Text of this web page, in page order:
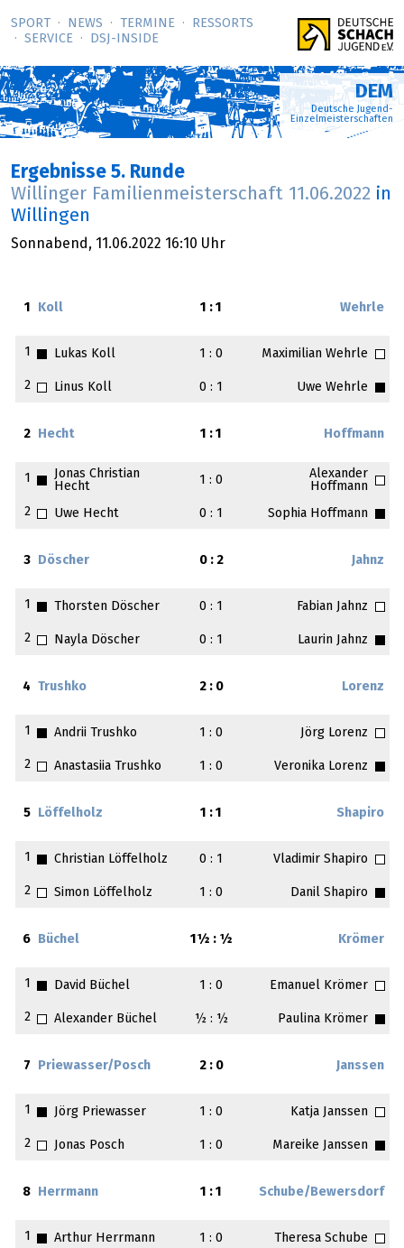
SPORT NEWS TERMINE
RESSORTS
SERVICE
DSJ-­INSIDE
DEM
Deutsche Jugend-
Einzelmeisterschaften
Ergebnisse 5. Runde
Willinger Familienmeisterschaft 11.06.2022 in
Willingen
Sonnabend, 11.06.2022 16:10 Uhr
1 Koll 1 : 1 Wehrle
1 Lukas Koll 1 : 0 Maximilian Wehrle
2 Linus Koll 0 : 1 Uwe Wehrle
2 Hecht 1 : 1 Hoffmann
1
Jonas Christian
Hecht
1 : 0
Alexander
Hoffmann
2
Uwe Hecht 0 : 1 Sophia Hoffmann
3 Döscher 0 : 2 Jahnz
1 Thorsten Döscher 0 : 1 Fabian Jahnz
2 Nayla Döscher 0 : 1 Laurin Jahnz
4 Trushko 2 : 0 Lorenz
1 Andrii Trushko 1 : 0 Jörg Lorenz
2 Anastasiia Trushko 1 : 0 Veronika Lorenz
5 Löffelholz 1 : 1 Shapiro
1 Christian Löffelholz 0 : 1 Vladimir Shapiro
2 Simon Löffelholz 1 : 0 Danil Shapiro
6 Büchel 1½ : ½ Krömer
1 David Büchel 1 : 0 Emanuel Krömer
2 Alexander Büchel ½ : ½ Paulina Krömer
7 Priewasser/Posch 2 : 0 Janssen
1 Jörg Priewasser 1 : 0 Katja Janssen
2 Jonas Posch 1 : 0 Mareike Janssen
8 Herrmann 1 : 1 Schube/Bewersdorf
1 Arthur Herrmann 1 : 0 Theresa Schube